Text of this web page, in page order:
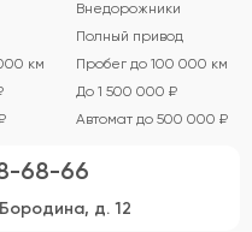
Внедорожники
Полный привод
км
Пробег до 100 000 км
До 1 500 000 ₽
Автомат до 500 000 ₽
68-66
д. 12